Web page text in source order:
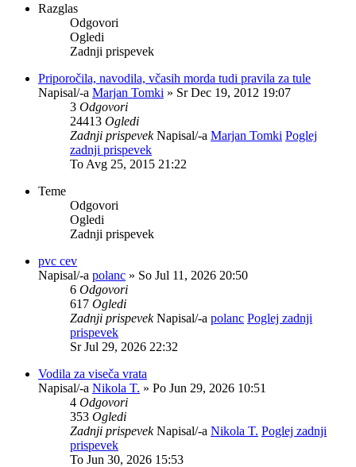
Razglas
Odgovori
Ogledi
Zadnji prispevek
Priporočila, navodila, včasih morda tudi pravila za tule
Napisal/-a Marjan Tomki » Sr Dec 19, 2012 19:07
3 Odgovori
24413 Ogledi
Zadnji prispevekNapisal/-a Marjan Tomki Poglej
zadnji prispevek
To Avg 25, 2015 21:22
Teme
Odgovori
Ogledi
Zadnji prispevek
pvc cev
Napisal/-a polanc » So Jul 11, 2026 20:50
6 Odgovori
617 Ogledi
Zadnji prispevekNapisal/-a polanc Poglej zadnji
prispevek
Sr Jul 29, 2026 22:32
Vodila za viseča vrata
Napisal/-a Nikola T. » Po Jun 29, 2026 10:51
4 Odgovori
353 Ogledi
Zadnji prispevekNapisal/-a Nikola T. Poglej zadnji
prispevek
To Jun 30, 2026 15:53